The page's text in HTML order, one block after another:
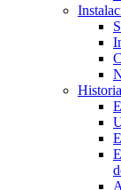
Historia